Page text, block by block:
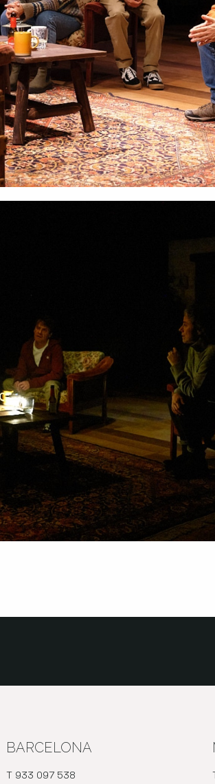
BARCELONA
T 933 097 538